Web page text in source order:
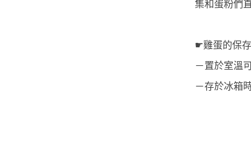
集和蛋粉們
☛雞蛋的保
－置於室溫